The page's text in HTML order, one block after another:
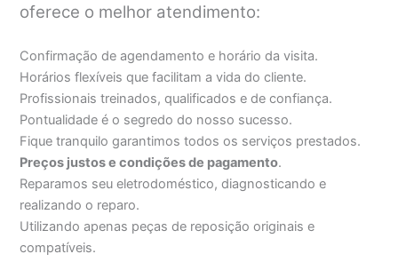
oferece o melhor atendimento:
Confirmação de agendamento e horário da visita.
Horários flexíveis que facilitam a vida do cliente.
Profissionais treinados, qualificados e de confiança.
Pontualidade é o segredo do nosso sucesso.
Fique tranquilo garantimos todos os serviços prestados.
Preços justos e condições de pagamento.
Reparamos seu eletrodoméstico, diagnosticando e
realizando o reparo.
Utilizando apenas peças de reposição originais e
compatíveis.